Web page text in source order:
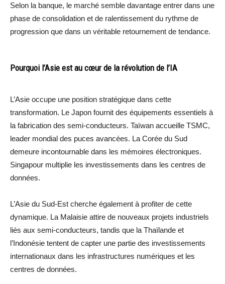
Selon la banque, le marché semble davantage entrer dans une
phase de consolidation et de ralentissement du rythme de
progression que dans un véritable retournement de tendance.
Pourquoi l’Asie est au cœur de la révolution de l’IA
L’Asie occupe une position stratégique dans cette
transformation. Le Japon fournit des équipements essentiels à
la fabrication des semi-conducteurs. Taïwan accueille TSMC,
leader mondial des puces avancées. La Corée du Sud
demeure incontournable dans les mémoires électroniques.
Singapour multiplie les investissements dans les centres de
données.
L’Asie du Sud-Est cherche également à profiter de cette
dynamique. La Malaisie attire de nouveaux projets industriels
liés aux semi-conducteurs, tandis que la Thaïlande et
l’Indonésie tentent de capter une partie des investissements
internationaux dans les infrastructures numériques et les
centres de données.